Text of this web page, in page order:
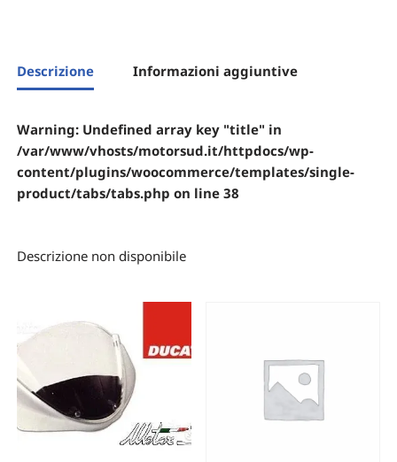
Descrizione Informazioni aggiuntive
Warning: Undefined array key "title" in
/var/www/vhosts/motorsud.it/httpdocs/wp-
content/plugins/woocommerce/templates/single-
product/tabs/tabs.php on line38
Descrizione non disponibile